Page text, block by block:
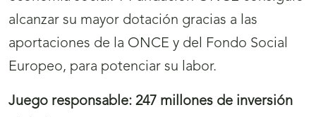
alcanzar su mayor dotación gracias a las
aportaciones de la ONCE y del Fondo Social
Europeo, para potenciar su labor.
Juego responsable: 247 millones de inversión